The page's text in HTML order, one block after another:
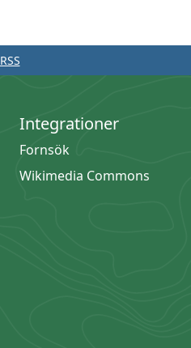
RSS
Integrationer
Fornsök
Wikimedia Commons